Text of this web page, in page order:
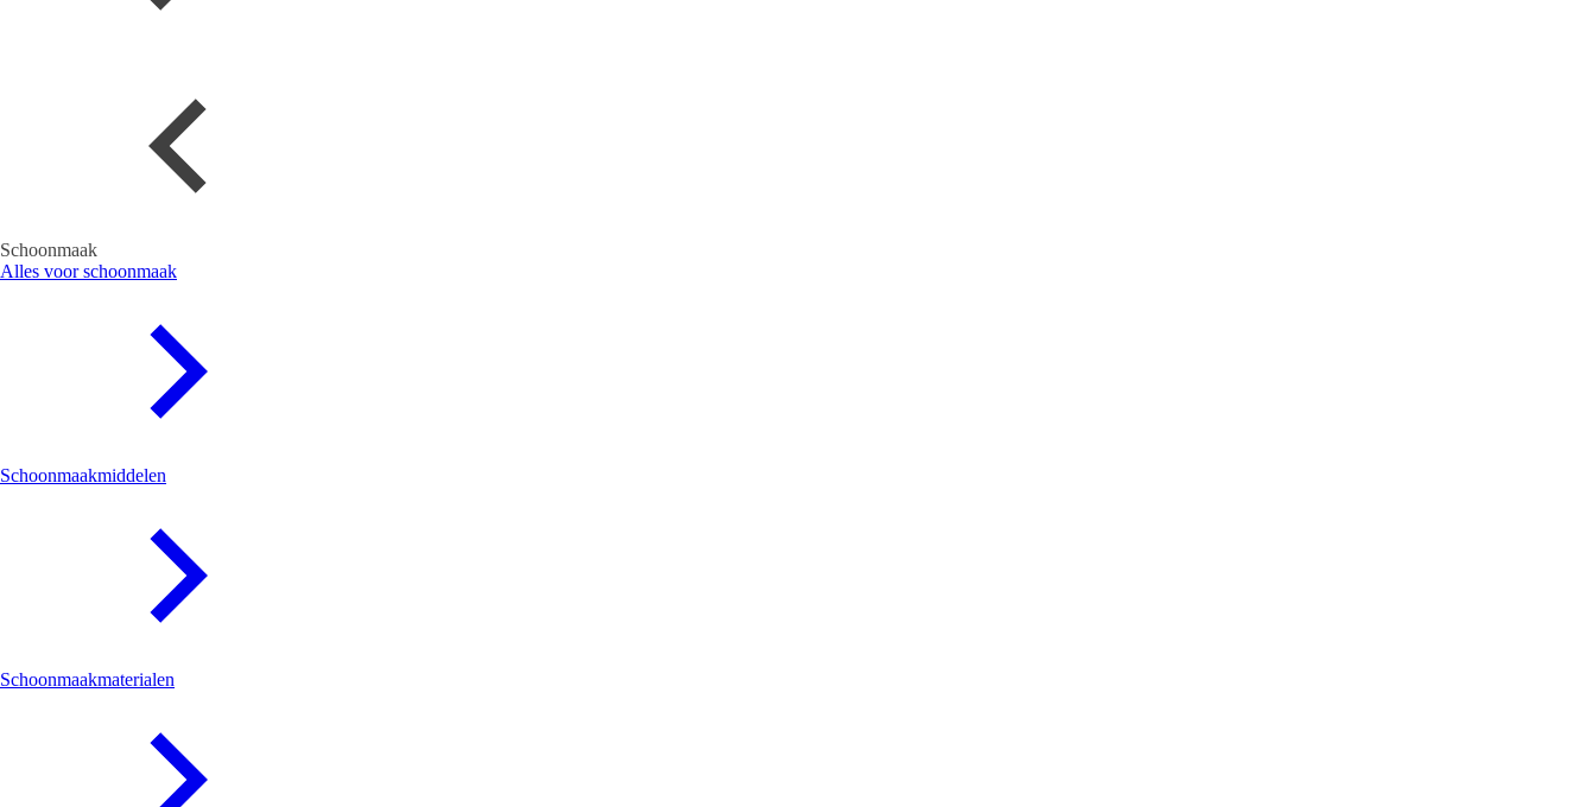
Schoonmaak
Alles voor schoonmaak
Schoonmaakmiddelen
Schoonmaakmaterialen